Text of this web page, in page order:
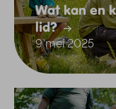
Wat kan en
lid?
9 mei 2025